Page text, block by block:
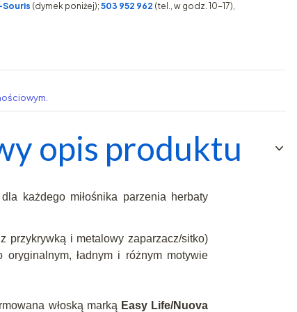
Souris (dymek poniżej); 503 952 962 (tel., w godz. 10-17),
opis produktu
każdego miłośnika parzenia herbaty
przykrywką i metalowy zaparzacz/sitko)
oryginalnym, ładnym i różnym motywie
włoską marką Easy Life/Nuova